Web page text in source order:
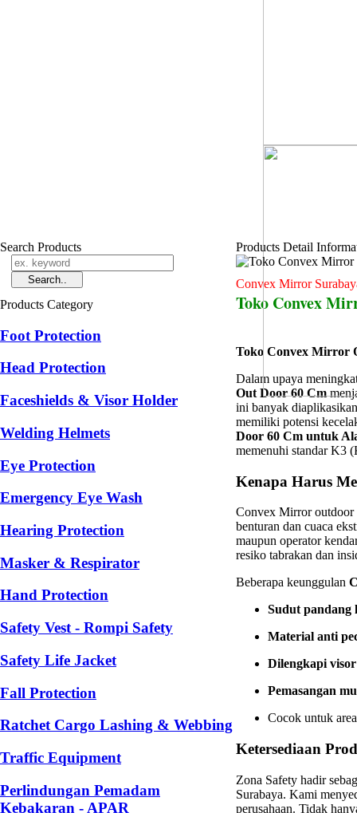
Search Products
Products Category
Foot Protection
Head Protection
Faceshields & Visor Holder
Welding Helmets
Eye Protection
Emergency Eye Wash
Hearing Protection
Masker & Respirator
Hand Protection
Safety Vest - Rompi Safety
Safety Life Jacket
Fall Protection
Ratchet Cargo Lashing & Webbing
Traffic Equipment
Perlindungan Pemadam
Kebakaran - APAR
Products Detail
Convex Mirror
Toko Convex
Toko Convex Mirror
Dalam upaya
Out Door 60 Cm
ini banyak
memiliki potensi
Door 60 Cm untuk
memenuhi standar K3
Kenapa Harus
Convex Mirror outdoor
benturan dan cuaca
maupun operator
resiko tabrakan dan
Beberapa keunggulan
Sudut pandang
Material anti
Dilengkapi
Pemasangan
Cocok untuk
Ketersediaan
Zona Safety hadir
Surabaya. Kami
perusahaan. Tidak